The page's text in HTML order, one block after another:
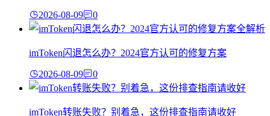
2026-08-09 0
imToken闪退怎么办？2024官方认可的修复方案
2026-08-09 0
imToken转账失败？别着急，这份排查指南请收好